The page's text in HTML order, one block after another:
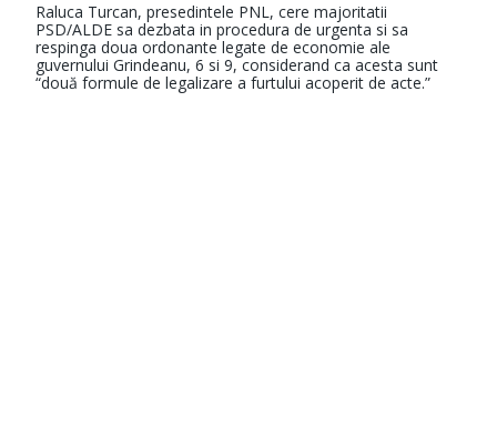
Raluca Turcan, presedintele PNL, cere majoritatii
PSD/ALDE sa dezbata in procedura de urgenta si sa
respinga doua ordonante legate de economie ale
guvernului Grindeanu, 6 si 9, considerand ca acesta sunt
“două formule de legalizare a furtului acoperit de acte.”